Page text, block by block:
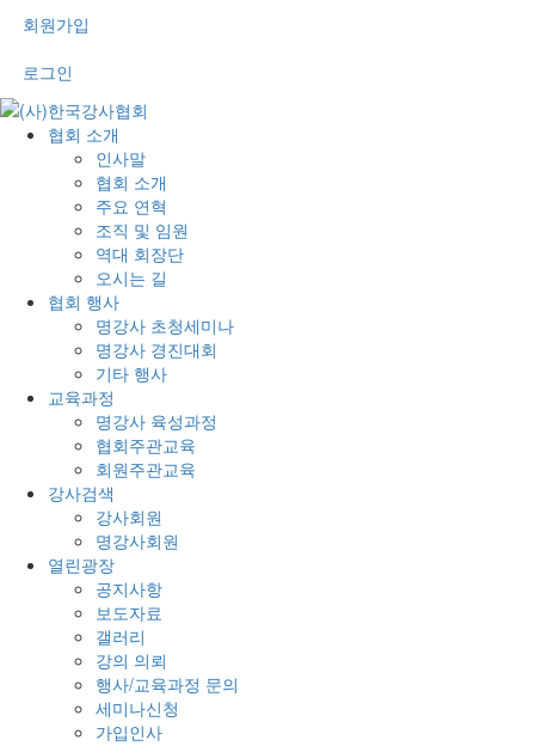
회원가입
로그인
협회 소개
인사말
협회 소개
주요 연혁
조직 및 임원
역대 회장단
오시는 길
협회 행사
명강사 초청세미나
명강사 경진대회
기타 행사
교육과정
명강사 육성과정
협회주관교육
회원주관교육
강사검색
강사회원
명강사회원
열린광장
공지사항
보도자료
갤러리
강의 의뢰
행사/교육과정 문의
세미나신청
가입인사